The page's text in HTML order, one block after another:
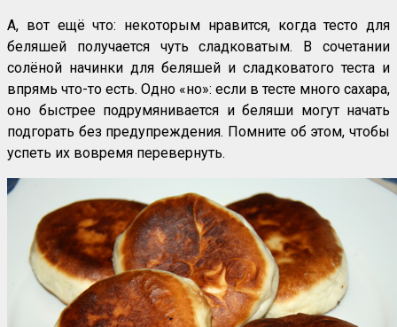
А, вот ещё что: некоторым нравится, когда тесто для
беляшей получается чуть сладковатым. В сочетании
солёной начинки для беляшей и сладковатого теста и
впрямь что-то есть. Одно «но»: если в тесте много сахара,
оно быстрее подрумянивается и беляши могут начать
подгорать без предупреждения. Помните об этом, чтобы
успеть их вовремя перевернуть.